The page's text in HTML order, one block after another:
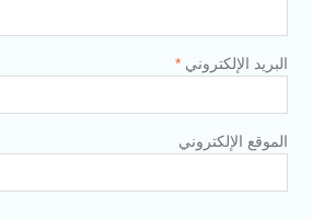
البريد الإلكتروني *
الموقع الإلكتروني